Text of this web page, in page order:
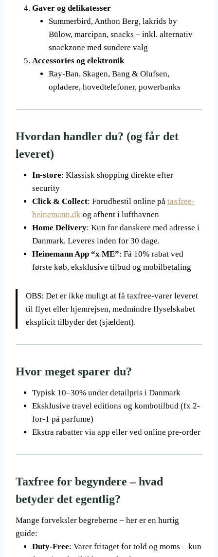
Gaver og delikatesser
Summerbird, Anthon Berg, lakrids by
Bülow, marcipan, snacks – inkl. alternativ
snackzone med sundere valg
Accessories og elektronik
Ray-Ban, Skagen, Bang & Olufsen,
opladere, hovedtelefoner, powerbanks
Hvordan handler du? (og får det
leveret)
In-store: Klassisk shopping direkte efter
security
Click & Collect: Forudbestil online på taxfree-
heinemann.dk og afhent i lufthavnen
Home Delivery: Kun for danskere med adresse i
Danmark. Leveres inden for 30 dage.
Heinemann App “x ME”: Få 10% rabat ved
første køb, eksklusive tilbud og mobilbetaling
OBS: Det er ikke muligt at få taxfree-varer leveret
til flyet eller hjemrejsen, medmindre flyselskabet
eksplicit tilbyder det (sjældent).
Hvor meget sparer du?
Typisk 10–30% under detailpris i Danmark
Eksklusive travel editions og kombotilbud (fx 2-
for-1 på parfume)
Ekstra rabatter via app eller ved online pre-order
Taxfree for begyndere – hvad
betyder det egentlig?
Mange forveksler begreberne – her er en hurtig
guide:
Duty-Free: Varer fritaget for told og moms – kun